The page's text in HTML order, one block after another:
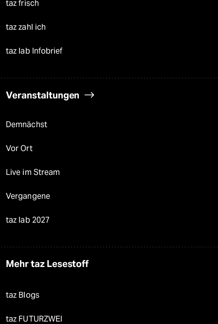
taz frisch
taz zahl ich
taz lab Infobrief
Veranstaltungen
Demnächst
Vor Ort
Live im Stream
Vergangene
taz lab 2027
Mehr taz Lesestoff
taz Blogs
taz FUTURZWEI